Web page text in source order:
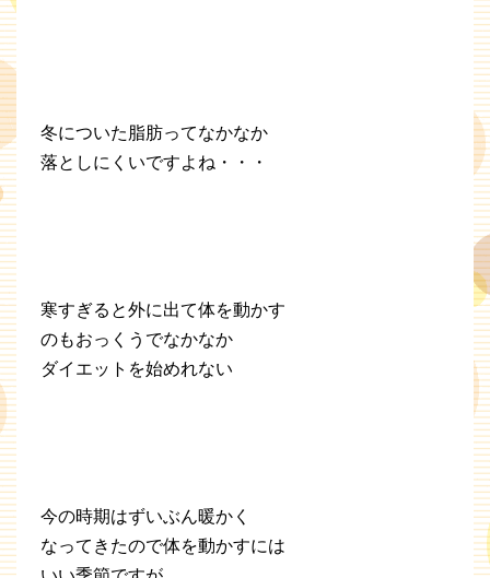
冬についた脂肪ってなかなか
落としにくいですよね・・・
寒すぎると外に出て体を動かす
のもおっくうでなかなか
ダイエットを始めれない
今の時期はずいぶん暖かく
なってきたので体を動かすには